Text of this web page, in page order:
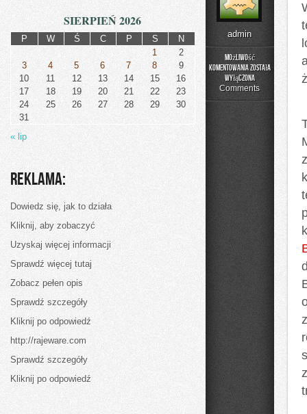
admin
Możliwość
komentowaniazostała
wyłączona
Comments
SIERPIEŃ 2026
P W Ś C P S
N
1
2
3
4 5 6 7 8
9
10
11 12 13 14 15
16
17
18 19 20 21 22
23
24
25 26 27 28 29
30
31
« lip
Reklama:
Dowiedz się, jak to działa
Kliknij, aby zobaczyć
Uzyskaj więcej informacji
Sprawdź więcej tutaj
Zobacz pełen opis
Sprawdź szczegóły
Kliknij po odpowiedź
http://rajeware.com
Sprawdź szczegóły
Kliknij po odpowiedź